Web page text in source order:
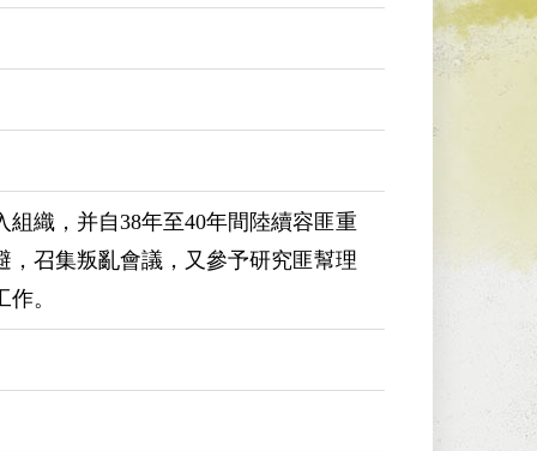
織，并自38年至40年間陸續容匪重
召集叛亂會議，又參予研究匪幫理
。